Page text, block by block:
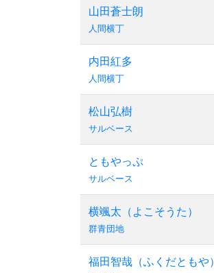
山田蒼士朗
人間横丁
内田紅多
人間横丁
松山弘樹
サルベース
ともやっぷ
サルベース
横颯太（よこそうた）
群青団地
福田智哉（ふくだともや）